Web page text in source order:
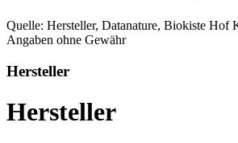
Quelle: Hersteller, Datanature, Biokiste Hof
Angaben ohne Gewähr
Hersteller
Hersteller